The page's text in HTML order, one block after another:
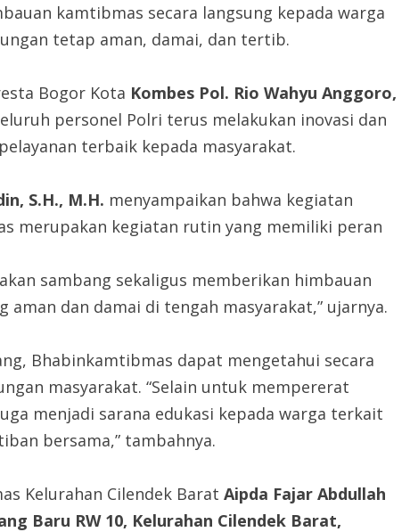
kamtibmas secara langsung kepada warga
tetap aman, damai, dan tertib.
Bogor Kota Kombes Pol. Rio Wahyu Anggoro,
personel Polri terus melakukan inovasi dan
terbaik kepada masyarakat.
S.H., M.H. menyampaikan bahwa kegiatan
merupakan kegiatan rutin yang memiliki peran
sambang sekaligus memberikan himbauan
dan damai di tengah masyarakat,” ujarnya.
Bhabinkamtibmas dapat mengetahui secara
masyarakat. “Selain untuk mempererat
menjadi sarana edukasi kepada warga terkait
bersama,” tambahnya.
Kelurahan Cilendek Barat Aipda Fajar Abdullah
Baru RW 10, Kelurahan Cilendek Barat,